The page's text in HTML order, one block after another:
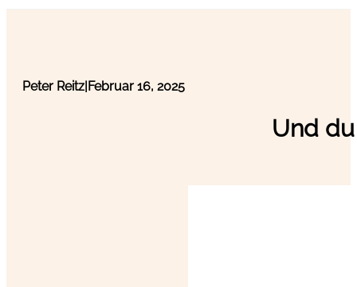
Peter Reitz|Februar 16, 2025
Und